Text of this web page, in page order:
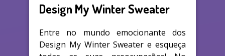
Design My Winter Sweater
Entre no mundo emocionante dos
Design My Winter Sweater e esqueça